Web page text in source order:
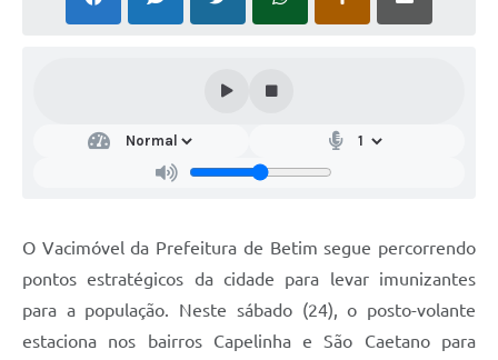
O Vacimóvel da Prefeitura de Betim segue percorrendo
pontos estratégicos da cidade para levar imunizantes
para a população. Neste sábado (24), o posto-volante
estaciona nos bairros Capelinha e São Caetano para